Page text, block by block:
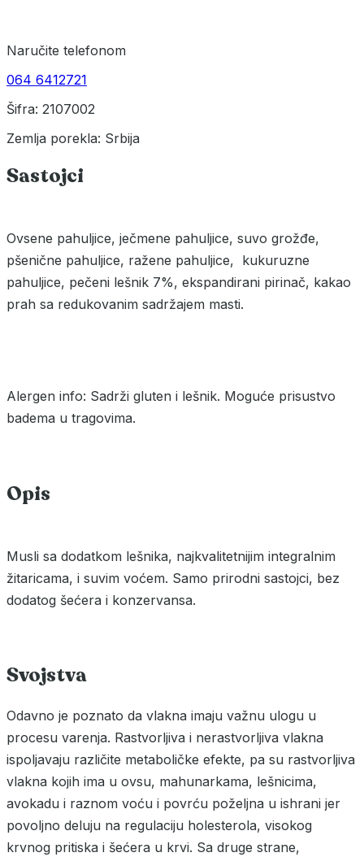
Naručite telefonom
064 6412721
Šifra: 2107002
Zemlja porekla: Srbija
Sastojci
Ovsene pahuljice, ječmene pahuljice, suvo grožđe,
pšenične pahuljice, ražene pahuljice, kukuruzne
pahuljice, pečeni lešnik 7%, ekspandirani pirinač, kakao
prah sa redukovanim sadržajem masti.
Alergen info: Sadrži gluten i lešnik. Moguće prisustvo
badema u tragovima.
Opis
Musli sa dodatkom lešnika, najkvalitetnijim integralnim
žitaricama, i suvim voćem. Samo prirodni sastojci, bez
dodatog šećera i konzervansa.
Svojstva
Odavno je poznato da vlakna imaju važnu ulogu u
procesu varenja. Rastvorljiva i nerastvorljiva vlakna
ispoljavaju različite metaboličke efekte, pa su rastvorljiva
vlakna kojih ima u ovsu, mahunarkama, lešnicima,
avokadu i raznom voću i povrću poželjna u ishrani jer
povoljno deluju na regulaciju holesterola, visokog
krvnog pritiska i šećera u krvi. Sa druge strane,